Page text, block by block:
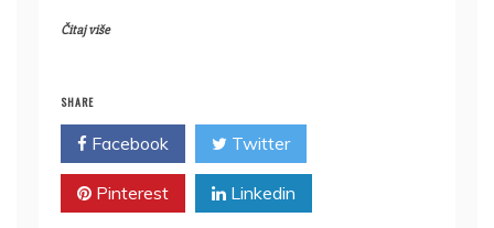
Čitaj više
SHARE
Facebook Twitter
Pinterest Linkedin